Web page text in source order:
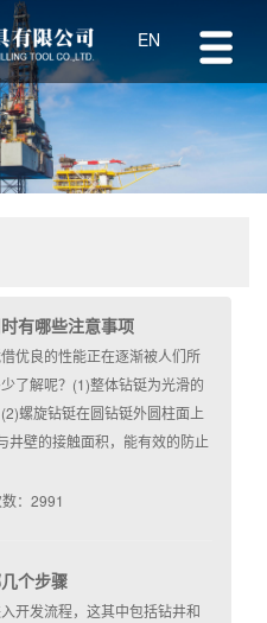
EN
有哪些注意事项
优良的性能正在逐渐被人们所
了解呢？(1)整体钻铤为光滑的
螺旋钻铤在圆钻铤外圆柱面上
井壁的接触面积，能有效的防止
：2991
个步骤
开发流程，这其中包括钻井和